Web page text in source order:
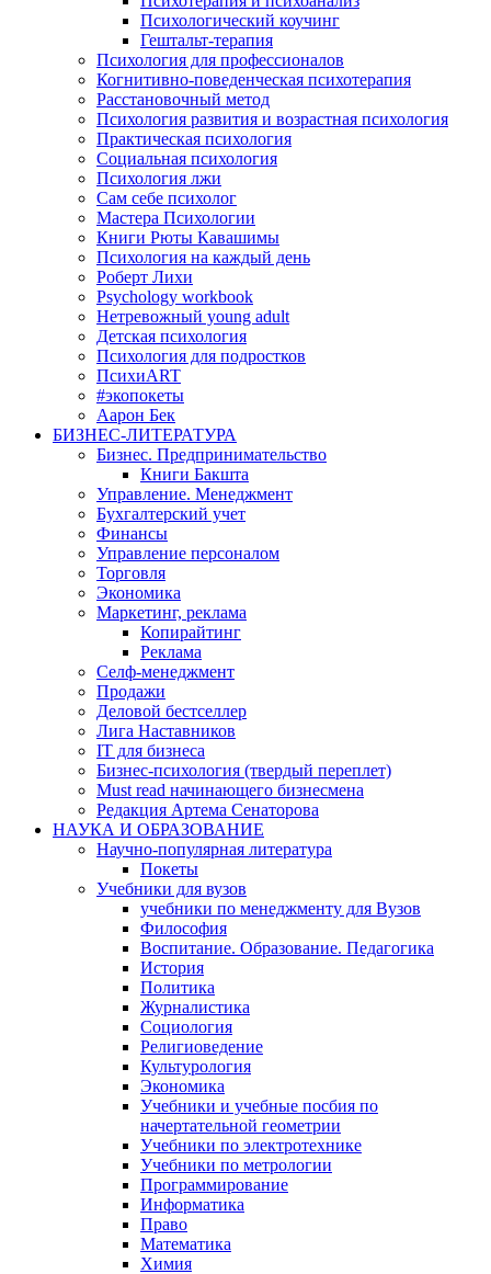
Психологический коучинг
Гештальт-терапия
Психология для профессионалов
Когнитивно-поведенческая психотерапия
Расстановочный метод
Психология развития и возрастная психология
Практическая психология
Социальная психология
Психология лжи
Сам себе психолог
Мастера Психологии
Книги Рюты Кавашимы
Психология на каждый день
Роберт Лихи
Psychology workbook
Нетревожный young adult
Детская психология
Психология для подростков
ПсихиART
#экопокеты
Аарон Бек
БИЗНЕС-ЛИТЕРАТУРА
Бизнес. Предпринимательство
Книги Бакшта
Управление. Менеджмент
Бухгалтерский учет
Финансы
Управление персоналом
Торговля
Экономика
Маркетинг, реклама
Копирайтинг
Реклама
Селф-менеджмент
Продажи
Деловой бестселлер
Лига Наставников
IT для бизнеса
Бизнес-психология (твердый переплет)
Must read начинающего бизнесмена
Редакция Артема Сенаторова
НАУКА И ОБРАЗОВАНИЕ
Научно-популярная литература
Покеты
Учебники для вузов
учебники по менеджменту для Вузов
Философия
Воспитание. Образование. Педагогика
История
Политика
Журналистика
Социология
Религиоведение
Культурология
Экономика
Учебники и учебные посбия по
начертательной геометрии
Учебники по электротехнике
Учебники по метрологии
Программирование
Информатика
Право
Математика
Химия